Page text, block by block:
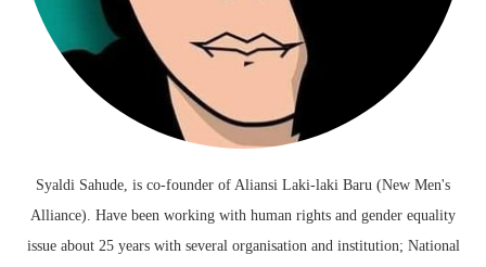
Syaldi Sahude, is co-founder of Aliansi Laki-laki Baru (New Men's
Alliance). Have been working with human rights and gender equality
issue about 25 years with several organisation and institution; National